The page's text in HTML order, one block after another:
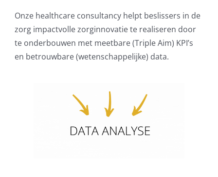
Onze healthcare consultancy helpt beslissers in de
zorg impactvolle zorginnovatie te realiseren door
te onderbouwen met meetbare (Triple Aim) KPI’s
en betrouwbare (wetenschappelijke) data.